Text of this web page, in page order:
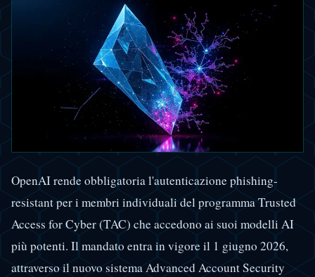
OpenAI rende obbligatoria l'autenticazione phishing-
resistant per i membri individuali del programma Trusted
Access for Cyber (TAC) che accedono ai suoi modelli AI
più potenti. Il mandato entra in vigore il 1 giugno 2026,
attraverso il nuovo sistema Advanced Account Security